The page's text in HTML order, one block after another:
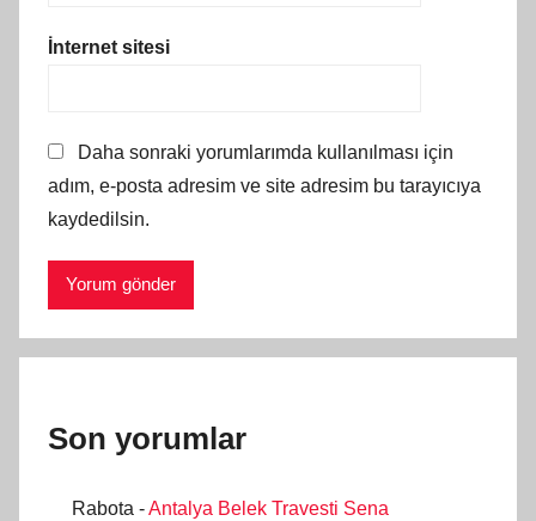
İnternet sitesi
Daha sonraki yorumlarımda kullanılması için
adım, e-posta adresim ve site adresim bu tarayıcıya
kaydedilsin.
Son yorumlar
Rabota -Antalya Belek Travesti Sena